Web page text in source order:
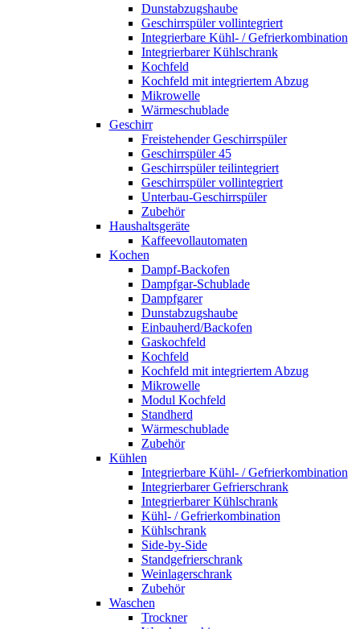
Dunstabzugshaube
Geschirrspüler vollintegriert
Integrierbare Kühl- / Gefrierkombination
Integrierbarer Kühlschrank
Kochfeld
Kochfeld mit integriertem Abzug
Mikrowelle
Wärmeschublade
Geschirr
Freistehender Geschirrspüler
Geschirrspüler 45
Geschirrspüler teilintegriert
Geschirrspüler vollintegriert
Unterbau-Geschirrspüler
Zubehör
Haushaltsgeräte
Kaffeevollautomaten
Kochen
Dampf-Backofen
Dampfgar-Schublade
Dampfgarer
Dunstabzugshaube
Einbauherd/Backofen
Gaskochfeld
Kochfeld
Kochfeld mit integriertem Abzug
Mikrowelle
Modul Kochfeld
Standherd
Wärmeschublade
Zubehör
Kühlen
Integrierbare Kühl- / Gefrierkombination
Integrierbarer Gefrierschrank
Integrierbarer Kühlschrank
Kühl- / Gefrierkombination
Kühlschrank
Side-by-Side
Standgefrierschrank
Weinlagerschrank
Zubehör
Waschen
Trockner